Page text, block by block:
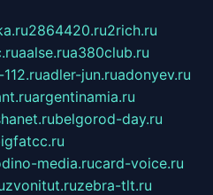
2864420.ru2rich.ru
aalse.rua380club.ru
adler-jun.ruadonyev.ru
argentinamia.ru
belgorod-day.ru
media.rucard-voice.ru
zvonitut.ruzebra-tlt.ru